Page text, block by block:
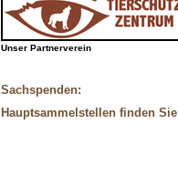
Unser Partnerverein
Sachspenden:
Hauptsammelstellen finden Sie